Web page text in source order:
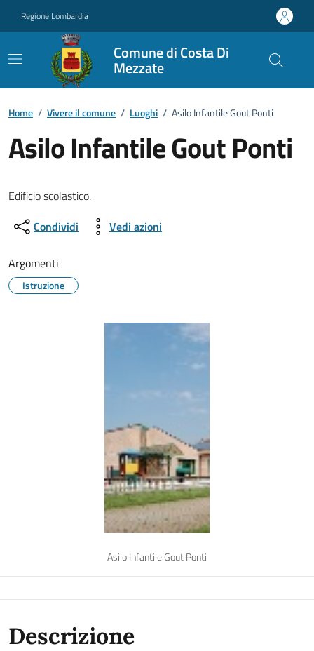
Regione Lombardia
Comune di Costa Di
Mezzate
Home / Vivere il comune / Luoghi / Asilo Infantile Gout Ponti
Asilo Infantile Gout Ponti
Edificio scolastico.
Condividi
Vedi azioni
Argomenti
Istruzione
Asilo Infantile Gout Ponti
Descrizione